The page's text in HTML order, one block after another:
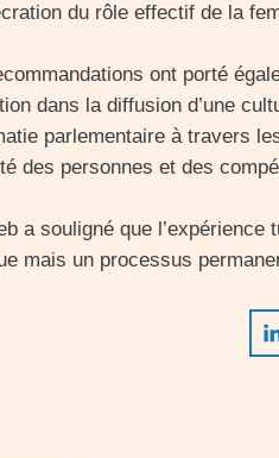
du rôle effectif de la
ont porté
dans la diffusion d’une
parlementaire à travers
des personnes et des
a souligné que
mais un processus